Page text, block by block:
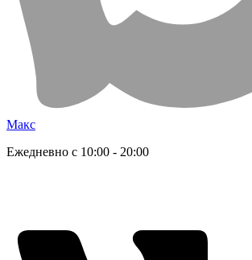
Макс
Ежедневно с 10:00 - 20:00